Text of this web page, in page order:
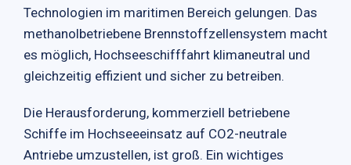
Technologien im maritimen Bereich gelungen. Das
methanolbetriebene Brennstoffzellensystem macht
es möglich, Hochseeschifffahrt klimaneutral und
gleichzeitig effizient und sicher zu betreiben.
Die Herausforderung, kommerziell betriebene
Schiffe im Hochseeeinsatz auf CO2-neutrale
Antriebe umzustellen, ist groß. Ein wichtiges